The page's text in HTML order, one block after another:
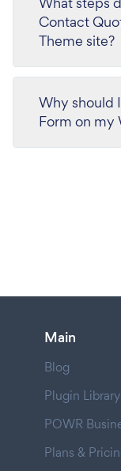
Contact
Theme site?
Why should
Form on my
Main
Blog
Plugin Library
POWR
Plans &